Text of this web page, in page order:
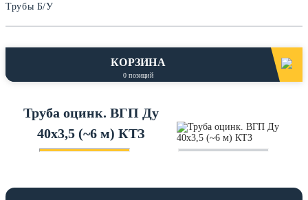
Трубы Б/У
КОРЗИНА
0 позиций
Труба оцинк. ВГП Ду
40х3,5 (~6 м) КТЗ